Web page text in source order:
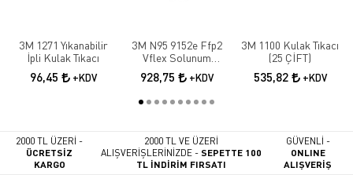
3M 1271 Yıkanabilir
İpli Kulak Tıkacı
96,45 +KDV
3M N95 9152e Ffp2
Vflex Solunum
Maskesi 10 Adet
928,75 +KDV
3M 1100 Kulak Tıkacı
(25 ÇİFT)
535,82 +KDV
2000 TL ÜZERİ -
ÜCRETSİZ
KARGO
2000 TL VE ÜZERİ
ALIŞVERİŞLERİNİZDE -SEPETTE 100
TL İNDİRİM FIRSATI
GÜVENLİ -
ONLINE
ALIŞVERİŞ